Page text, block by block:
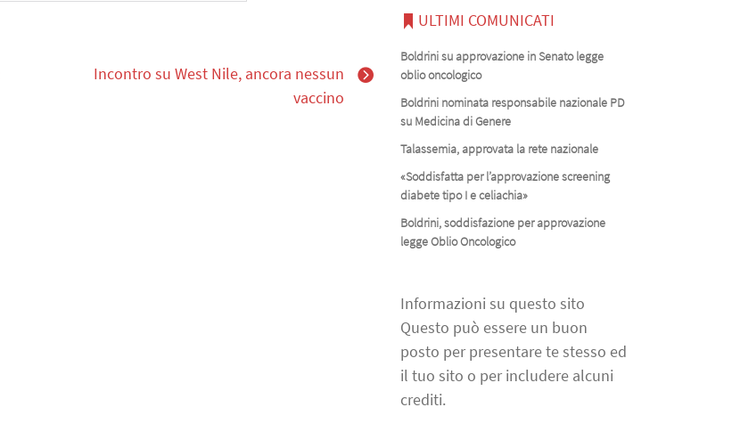
Incontro su West Nile, ancora nessun
vaccino
ULTIMI COMUNICATI
Boldrini su approvazione in Senato legge
oblio oncologico
Boldrini nominata responsabile nazionale PD
su Medicina di Genere
Talassemia, approvata la rete nazionale
«Soddisfatta per l’approvazione screening
diabete tipo I e celiachia»
Boldrini, soddisfazione per approvazione
legge Oblio Oncologico
Informazioni su questo sito
Questo può essere un buon
posto per presentare te stesso ed
il tuo sito o per includere alcuni
crediti.